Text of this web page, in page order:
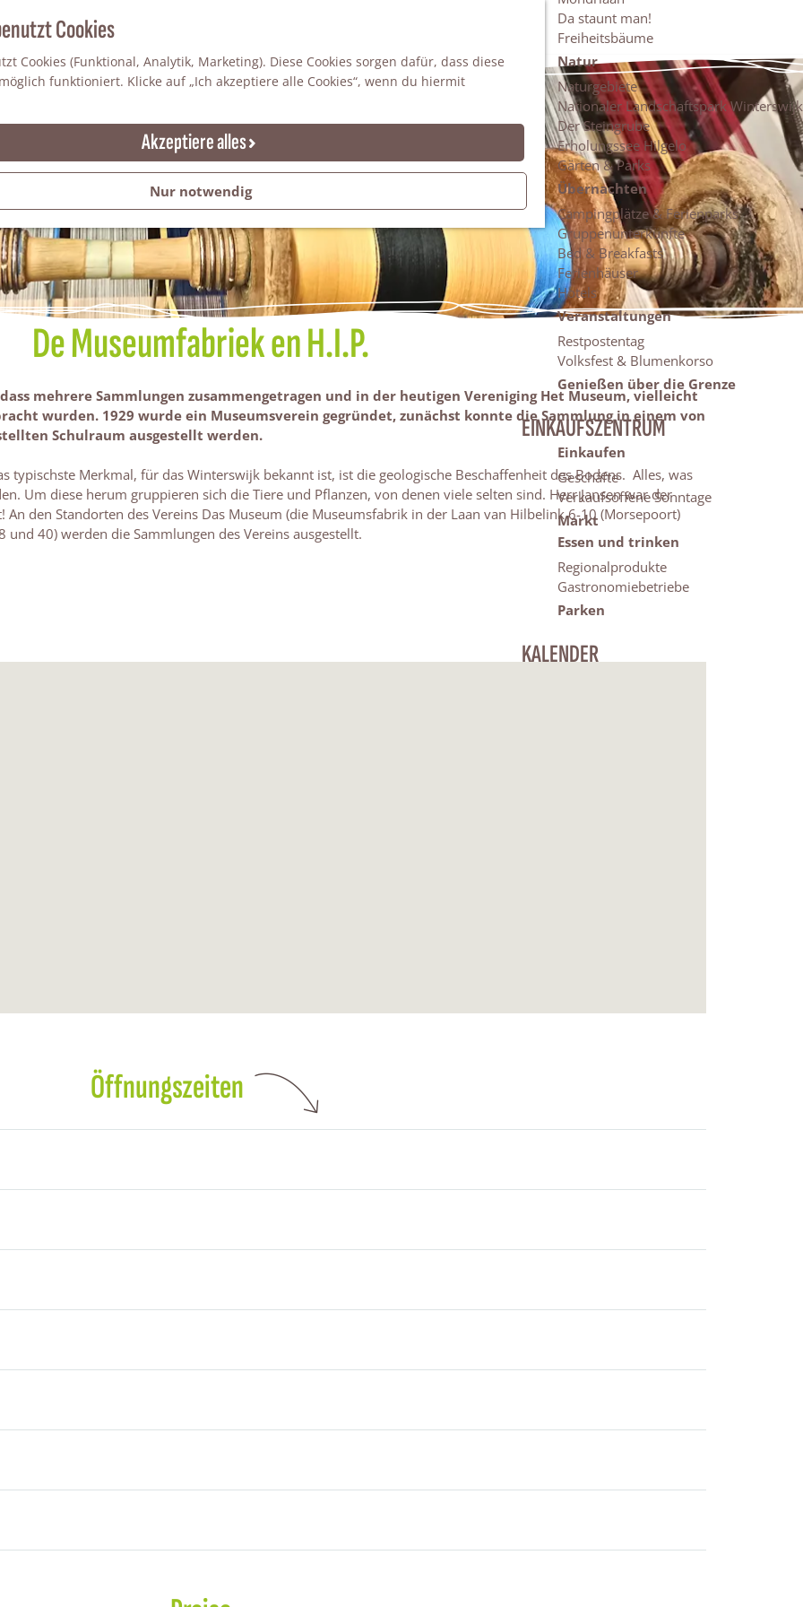
Cookies
Cookies (Funktional, Analytik, Marketing). Diese Cookies sorgen dafür, dass diese
funktioniert. Klicke auf „Ich akzeptiere alle Cookies“, wenn du hiermit
Akzeptiere alles
Nur notwendig
c
n
e
Da staunt man!
Freiheitsbäume
Natur
Naturgebiete
Nationaler Landschaftspark Winterswijk
Der Steingrube
Erholungssee Hilgelo
Gärten & Parks
Übernachten
Campingplätze & Ferienparks
Gruppenunterkünfte
Bed & Breakfasts
Ferienhäuser
Hotels
Veranstaltungen
Restpostentag
Volksfest & Blumenkorso
Genießen über die Grenze
EINKAUFSZENTRUM
Einkaufen
Geschäfte
Verkaufsoffene Sonntage
Markt
Essen und trinken
Regionalprodukte
Gastronomiebetriebe
Parken
KALENDER
De Museumfabriek en H.I.P.
mehrere Sammlungen zusammengetragen und in der heutigen Vereniging Het Museum, vielleicht
wurden. 1929 wurde ein Museumsverein gegründet, zunächst konnte die Sammlung in einem von
Schulraum ausgestellt werden.
typischste Merkmal, für das Winterswijk bekannt ist, ist die geologische Beschaffenheit des Bodens. Alles, was
Um diese herum gruppieren sich die Tiere und Pflanzen, von denen viele selten sind. Herr Jansen war der
den Standorten des Vereins Das Museum (die Museumsfabrik in der Laan van Hilbelink 6-10 (Morsepoort)
40) werden die Sammlungen des Vereins ausgestellt.
Öffnungszeiten